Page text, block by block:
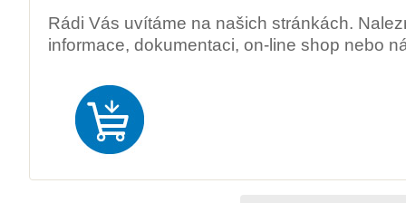
Rádi Vás uvítáme na našich stránkách.
informace, dokumentaci, on-line shop nebo